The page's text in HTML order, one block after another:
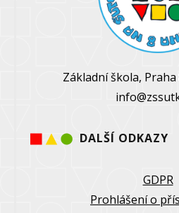
Základní škola, Praha
DALŠÍ ODKAZY
GDPR
Prohlášení o